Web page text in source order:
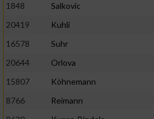
1848
Salkovic
20419
Kuhli
16578
Suhr
20644
Orlova
15807
Köhnemann
8766
Reimann